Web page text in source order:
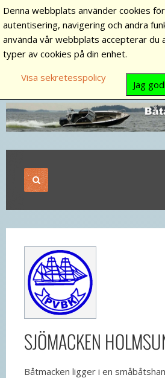
SJÖMACKEN
Båtmacken ligger i en
Denna webbplats använder cookies
autentisering, navigering och andra
använda vår webbplats accepterar du
typer av cookies på din enhet.
Visa sekretesspolicy
Jag